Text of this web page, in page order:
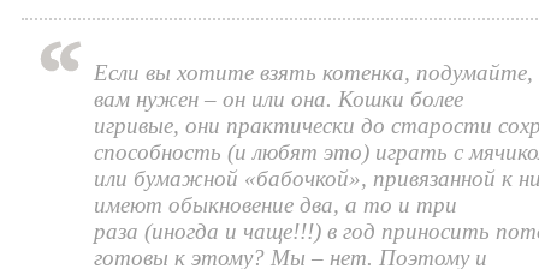
Если вы хотите взять котенка,
вам нужен – он или она. Кошки более
игривые, они практически до старости
способность (и любят это) играть с
или бумажной «бабочкой», привязанной к
имеют обыкновение два, а то и три
раза (иногда и чаще!!!) в год приносить
готовы к этому? Мы – нет. Поэтому и